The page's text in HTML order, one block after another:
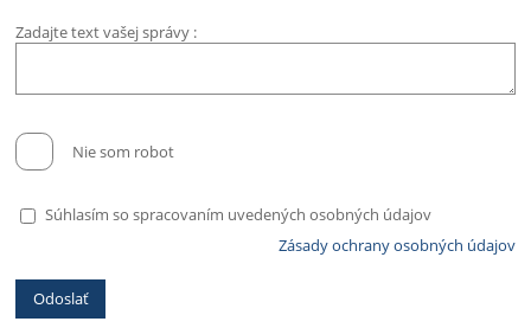
Zadajte text vašej správy :
Nie som robot
Súhlasím so spracovaním uvedených osobných údajov
Zásady ochrany osobných údajov